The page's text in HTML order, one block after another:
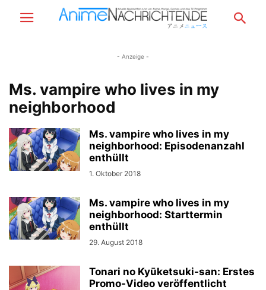
- Anzeige -
Ms. vampire who lives in my
neighborhood
Ms. vampire who lives in my
neighborhood: Episodenanzahl
enthüllt
1. Oktober 2018
Ms. vampire who lives in my
neighborhood: Starttermin
enthüllt
29. August 2018
Tonari no Kyūketsuki-san: Erstes
Promo-Video veröffentlicht